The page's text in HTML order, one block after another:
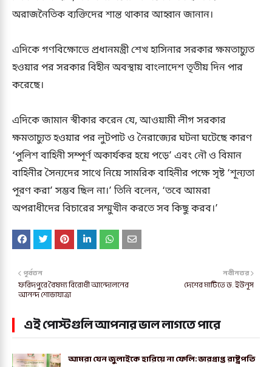
অরাজনৈতিক ব্যক্তিদের শান্ত থাকার আহ্বান জানান।
এদিকে গণবিক্ষোভে প্রধানমন্ত্রী শেখ হাসিনার সরকার ক্ষমতাচ্যুত
হওয়ার পর সরকার বিহীন অবস্থায় বাংলাদেশ তৃতীয় দিন পার
করেছে।
এদিকে জামান স্বীকার করেন যে, আওয়ামী লীগ সরকার
ক্ষমতাচ্যুত হওয়ার পর লুটপাট ও নৈরাজ্যের ঘটনা ঘটেছে কারণ
‘পুলিশ বাহিনী সম্পূর্ণ অকার্যকর হয়ে পড়ে’ এবং নৌ ও বিমান
বাহিনীর সৈন্যদের সাথে নিয়ে সামরিক বাহিনীর পক্ষে সৃষ্ট ‘শূন্যতা
পূরণ করা’ সম্ভব ছিল না।’ তিনি বলেন, ‘তবে আমরা
অপরাধীদের বিচারের সম্মুখীন করতে সব কিছু করব।’
নবীনতর
দেশের মাটিতে ড. ইউনূস
পূর্বতন
ফরিদপুরে বৈষম্য বিরোধী আন্দোলনের
আনন্দ শোভাযাত্রা
এই পোস্টগুলি আপনার ভাল লাগতে পারে
আমরা যেন জুলাইকে হারিয়ে না ফেলি: ভারপ্রাপ্ত রাষ্ট্রপতি